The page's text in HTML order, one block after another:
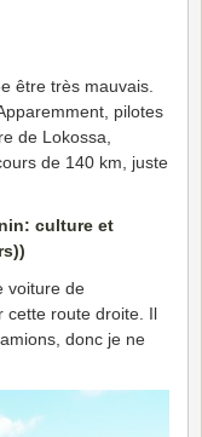
être très mauvais.
pilotes
de Lokossa,
de 140 km, juste
voiture de
cette route droite. Il
donc je ne